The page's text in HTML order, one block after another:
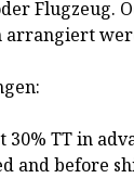
Flugzeug.
arrangiert
TT in
and before